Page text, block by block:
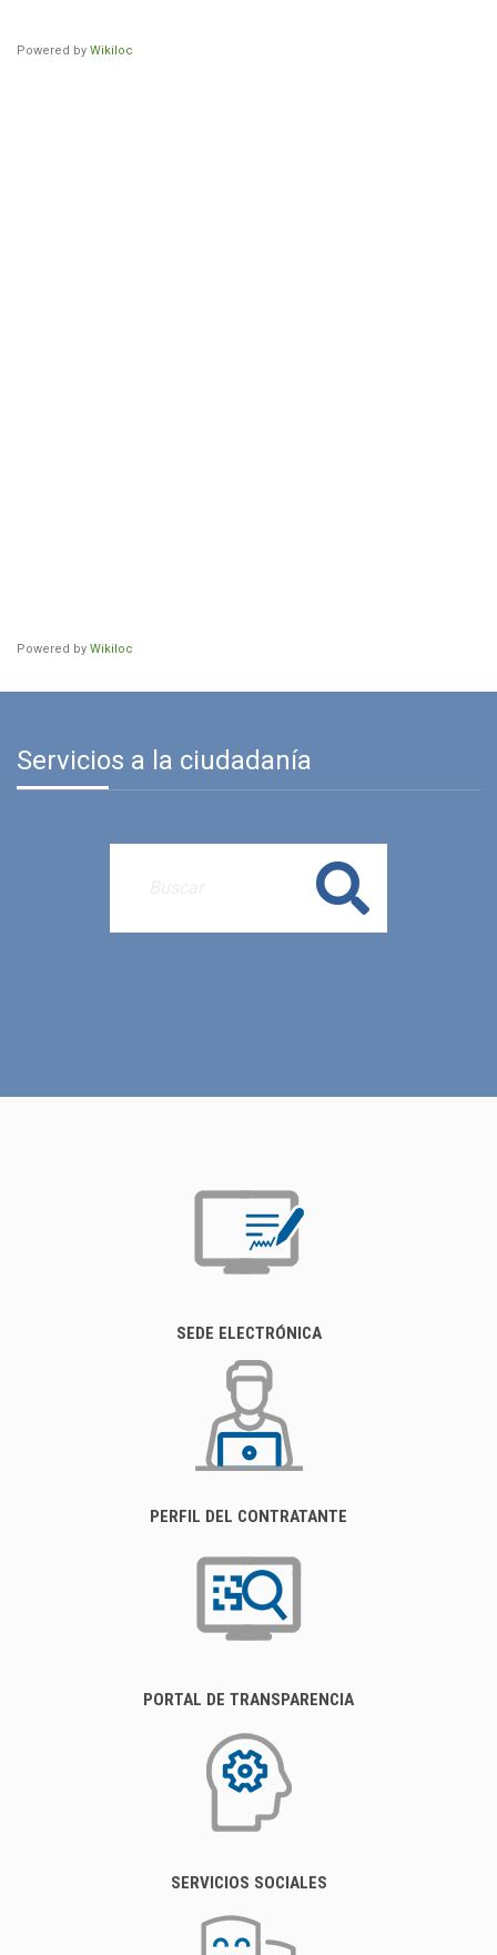
Powered by Wikiloc
Powered by Wikiloc
Servicios a la ciudadanía
Buscar
SEDE ELECTRÓNICA
PERFIL DEL CONTRATANTE
PORTAL DE TRANSPARENCIA
SERVICIOS SOCIALES